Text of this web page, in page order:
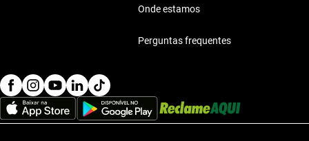
Onde estamos
Perguntas frequentes